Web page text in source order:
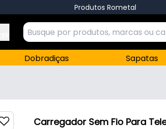
Produtos Rometal
Dobradiças Sapatas
Carregador Sem Fio Para